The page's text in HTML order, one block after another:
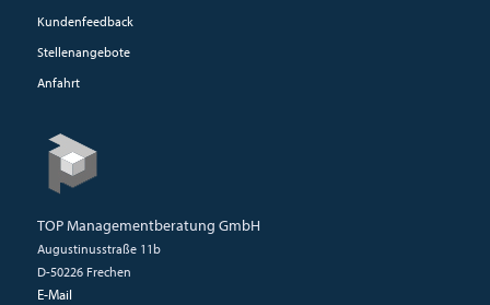
Kundenfeedback
Stellenangebote
Anfahrt
TOP Managementberatung GmbH
Augustinusstraße 11b
D-50226 Frechen
E-Mail